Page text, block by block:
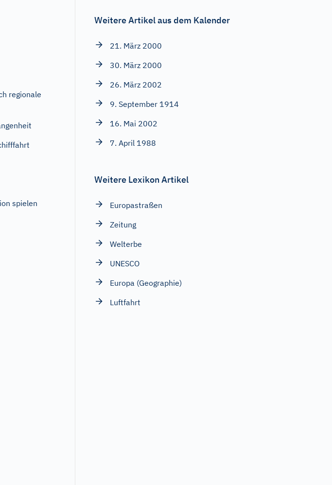
regionale
spielen
Weitere Artikel aus dem Kalender
21. März 2000
30. März 2000
26. März 2002
9. September 1914
16. Mai 2002
7. April 1988
Weitere Lexikon Artikel
Europastraßen
Zeitung
Welterbe
UNESCO
Europa (Geographie)
Luftfahrt